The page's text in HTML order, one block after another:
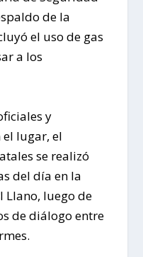
de la
el uso de gas
a los
y
lugar, el
se realizó
del día en la
Llano, luego de
de diálogo entre